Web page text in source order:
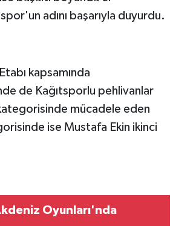
adını başarıyla duyurdu.
kapsamında
de Kağıtsporlu pehlivanlar
mücadele eden
ise Mustafa Ekin ikinci
Oyunları'nda